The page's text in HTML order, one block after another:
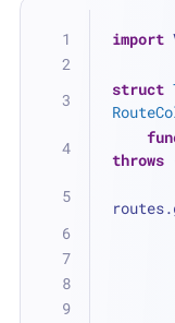
import
struct
throws